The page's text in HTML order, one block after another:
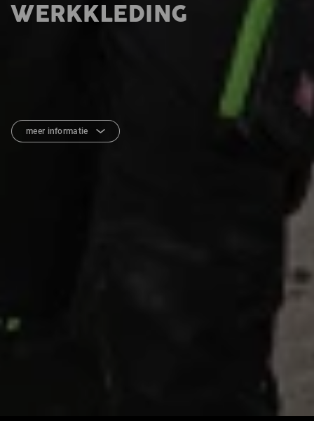
WERKKLEDING
meer informatie